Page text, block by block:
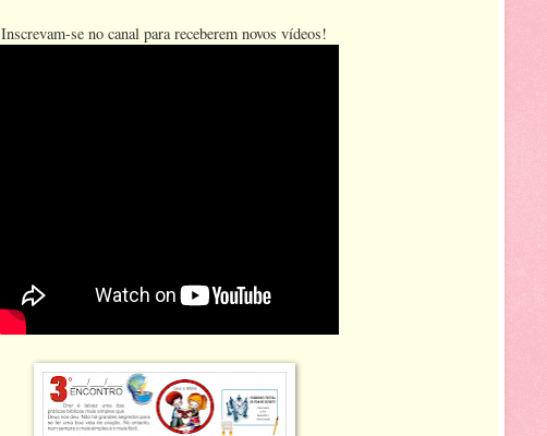
Inscrevam-se no canal para receberem novos vídeos!